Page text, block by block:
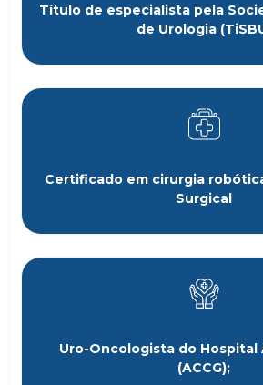
Título de especialista pela
de Urologia
Certificado em cirurgia
Surgical
Uro-Oncologista do Hospital
(ACCG);